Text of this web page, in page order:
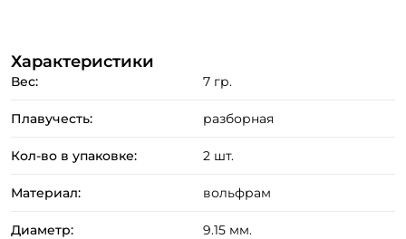
Характеристики
Вес: 7 гр.
Плавучесть: разборная
Кол-во в упаковке: 2 шт.
Материал: вольфрам
Диаметр: 9.15 мм.
Номер телефона: *